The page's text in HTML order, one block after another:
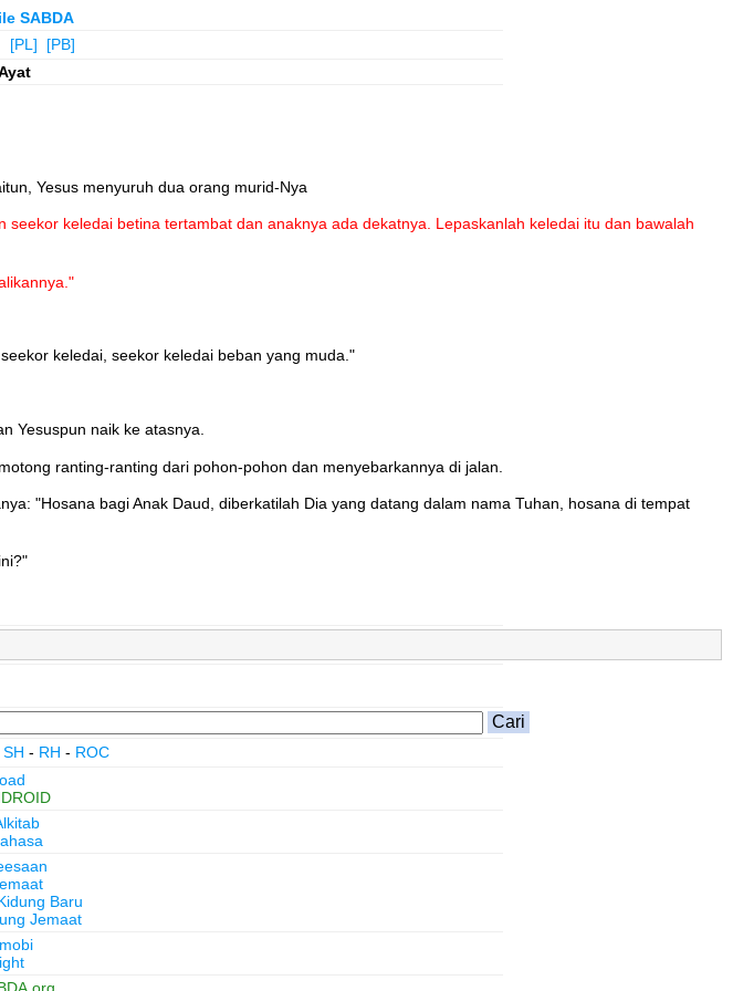
SABDA
[PL]
[PB]
Yesus menyuruh dua orang murid-Nya
keledai betina tertambat dan anaknya ada dekatnya. Lepaskanlah keledai itu dan bawalah
keledai, seekor keledai beban yang muda."
Yesuspun naik ke atasnya.
ranting-ranting dari pohon-pohon dan menyebarkannya di jalan.
"Hosana bagi Anak Daud, diberkatilah Dia yang datang dalam nama Tuhan, hosana di tempat
SH - RH - ROC
Baru
Jemaat